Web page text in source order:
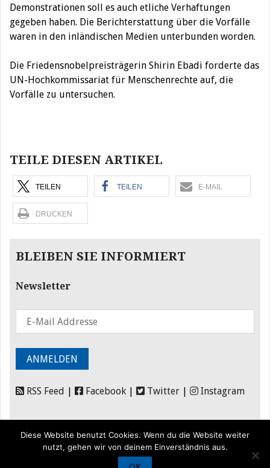
Demonstrationen soll es auch etliche Verhaftungen
gegeben haben. Die Berichterstattung über die Vorfälle
waren in den inländischen Medien unterbunden worden.
Die Friedensnobelpreisträgerin Shirin Ebadi forderte das
UN-Hochkommissariat für Menschenrechte auf, die
Vorfälle zu untersuchen.
TEILE DIESEN ARTIKEL
TEILEN TEILEN E-MAIL
DRUCKEN
BLEIBEN SIE INFORMIERT
Newsletter
RSS Feed Facebook Twitter Instagram
Diese Website benutzt Cookies. Wenn du die Website weiter
nutzt, gehen wir von deinem Einverständnis aus.